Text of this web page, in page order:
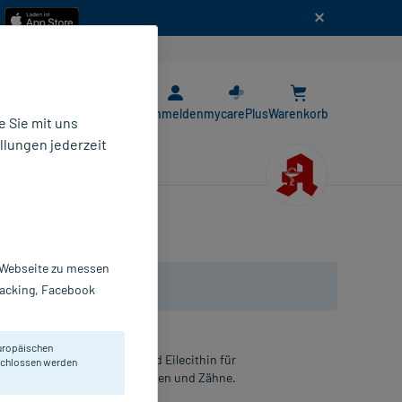
AnmeldenmycarePlusWarenkorb
in organischer Form und Eilecithin für
Muskeln, Knochen und Zähne.
Sie mit uns
jederzeit
zu messen
Facebook
werden